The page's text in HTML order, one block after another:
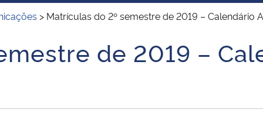
Desenvolvimento Regional
União
Advocacia-Geral da União Banco Central do Brasil
> Matrículas do 2º semestre de 2019 – Calendário
de 2019 –